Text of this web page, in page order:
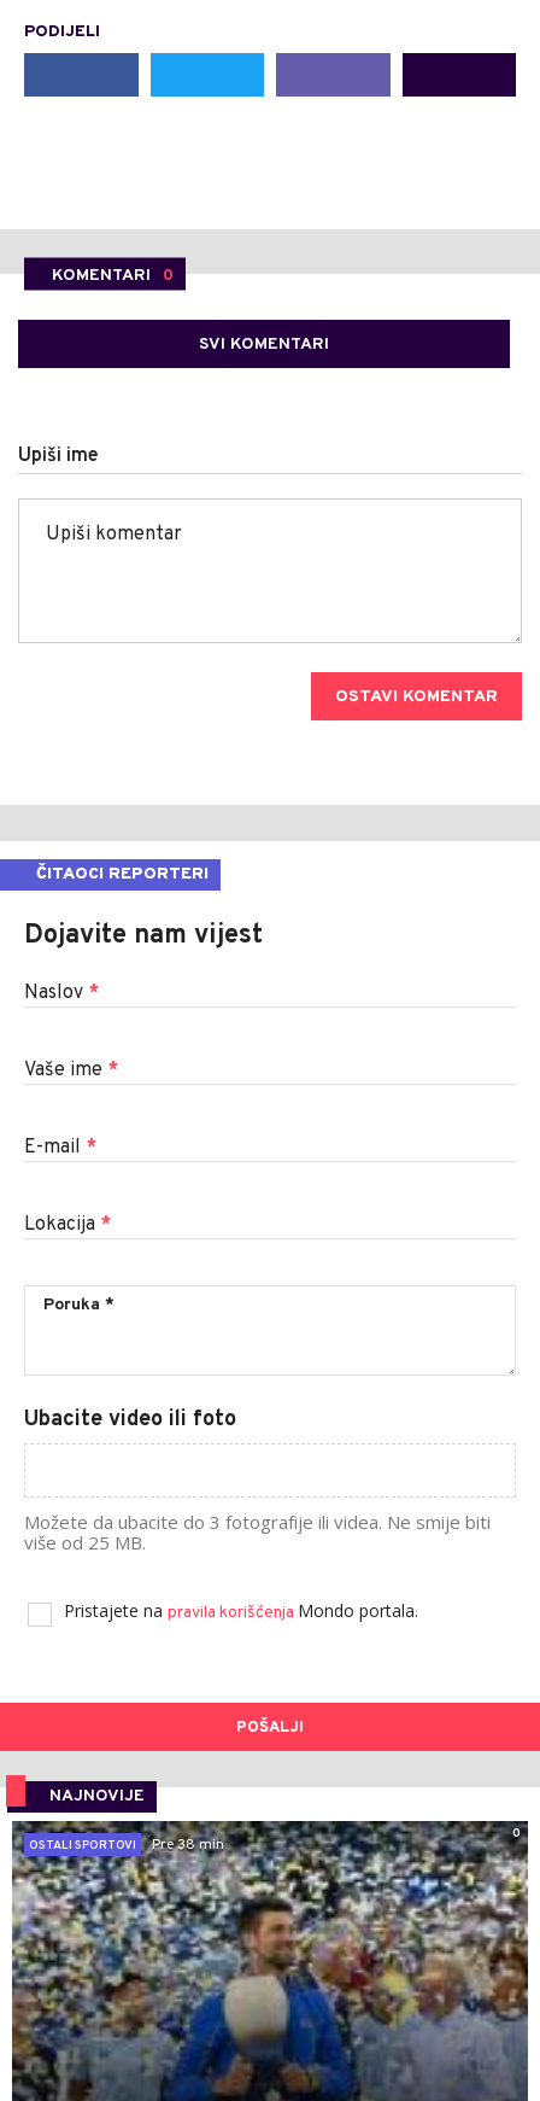
PODIJELI
KOMENTARI 0
SVI KOMENTARI
Upiši ime
OSTAVI KOMENTAR
ČITAOCI REPORTERI
Dojavite nam vijest
Naslov *
Vaše ime *
E-mail *
Lokacija *
Ubacite video ili foto
Možete da ubacite do 3 fotografije ili videa. Ne smije biti
više od 25 MB.
Pristajete na pravila korišćenja Mondo portala.
POŠALJI
NAJNOVIJE
0
OSTALI SPORTOVI
Pre 38 min